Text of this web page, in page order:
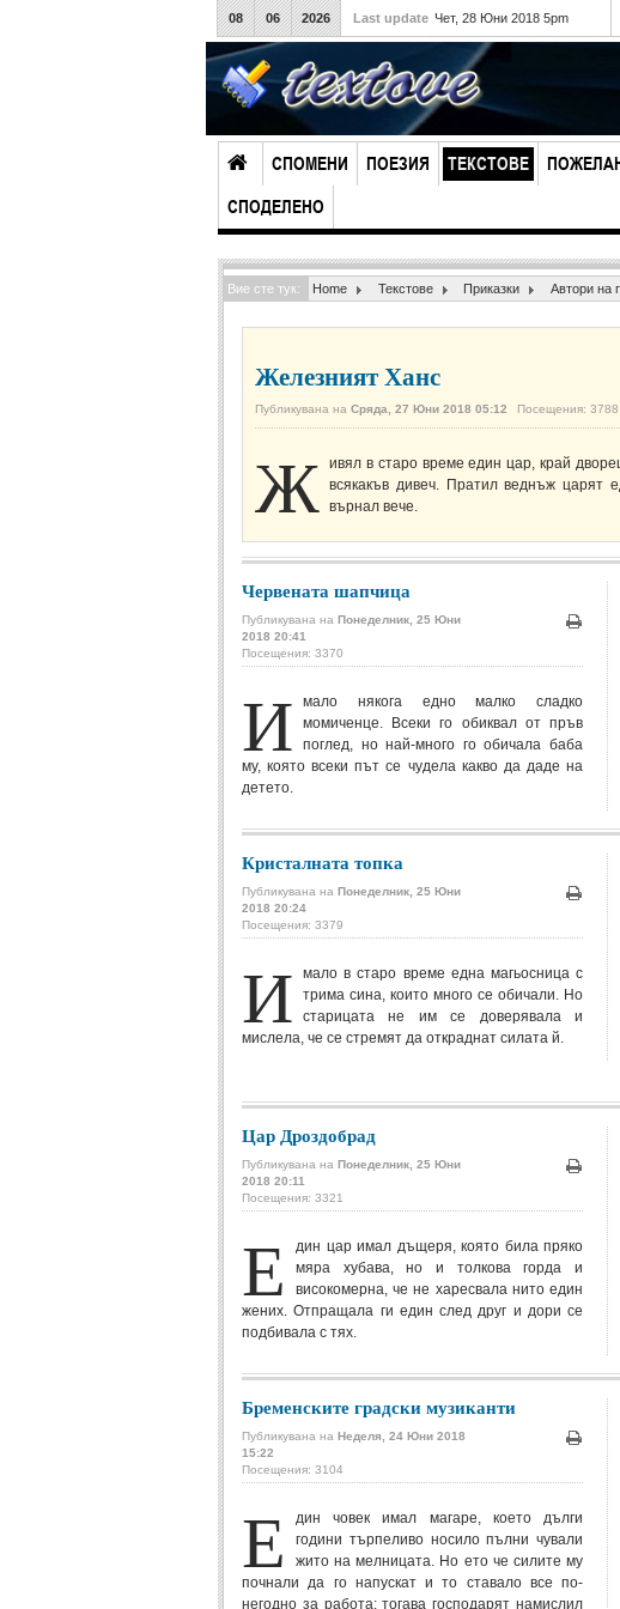
08 06 2026 Last update Чет, 28 Юни 2018 5pm
СПОМЕНИ ПОЕЗИЯ ТЕКСТОВЕ
СПОДЕЛЕНО
Вие сте тук: Home Текстове Приказки Автори на
Железният Ханс
Публикувана на Сряда, 27 Юни 2018 05:12 Посещения: 3788
Ж ивял в старо време един цар, край
всякакъв дивеч. Пратил веднъж
върнал вече.
Червената шапчица
Публикувана на Понеделник, 25 Юни
2018 20:41
Посещения: 3370
Печат
И
мало някога едно малко сладко
момиченце. Всеки го обиквал от пръв
поглед, но най-много го обичала баба
му, която всеки път се чудела какво да даде на
детето.
Кристалната топка
Публикувана на Понеделник, 25 Юни
2018 20:24
Посещения: 3379
Печат
И
мало в старо време една магьосница с
трима сина, които много се обичали. Но
старицата не им се доверявала и
мислела, че се стремят да откраднат силата й.
Цар Дроздобрад
Публикувана на Понеделник, 25 Юни
2018 20:11
Посещения: 3321
Печат
Е
дин цар имал дъщеря, която била пряко
мяра хубава, но и толкова горда и
високомерна, че не харесвала нито един
жених. Отпращала ги един след друг и дори се
подбивала с тях.
Бременските градски музиканти
Публикувана на Неделя, 24 Юни 2018
15:22
Посещения: 3104
Печат
Е
дин човек имал магаре, което дълги
години търпеливо носило пълни чували
жито на мелницата. Но ето че силите му
почнали да го напускат и то ставало все по-
негодно за работа: тогава господарят намислил